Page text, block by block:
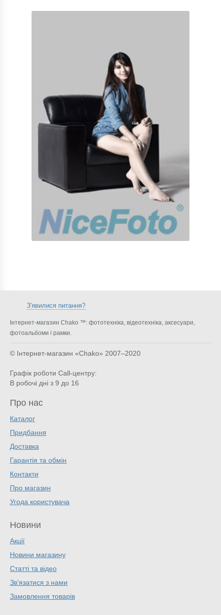
З'явилися питання?
Інтернет-магазин Chako ™: фототехніка, відеотехніка, аксесуари,
фотоальбоми і рамки.
© Інтернет-магазин «Chako» 2007–2020
Графік роботи Call-центру:
В робочі дні з 9 до 16
Про нас
Каталог
Придбання
Доставка
Гарантія та обмін
Контакти
Про магазин
Угода користувача
Новини
Акції
Новини магазину
Статті та відео
Зв'язатися з нами
Замовлення товарів